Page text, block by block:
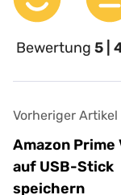
Bewertung 5 |
Vorheriger Artikel
Amazon Prime
auf USB-Stick
speichern